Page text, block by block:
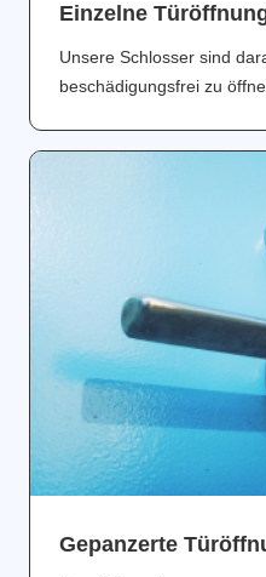
Einzelne
Unsere Schlosser sind
beschädigungsfrei zu
Gepanzerte